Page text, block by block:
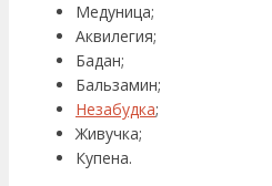
Медуница;
Аквилегия;
Бадан;
Бальзамин;
Незабудка;
Живучка;
Купена.